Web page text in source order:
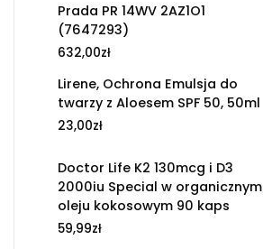
Prada PR 14WV 2AZ1O1
(7647293)
632,00zł
Lirene, Ochrona Emulsja do
twarzy z Aloesem SPF 50, 50ml
23,00zł
Doctor Life K2 130mcg i D3
2000iu Special w organicznym
oleju kokosowym 90 kaps
59,99zł